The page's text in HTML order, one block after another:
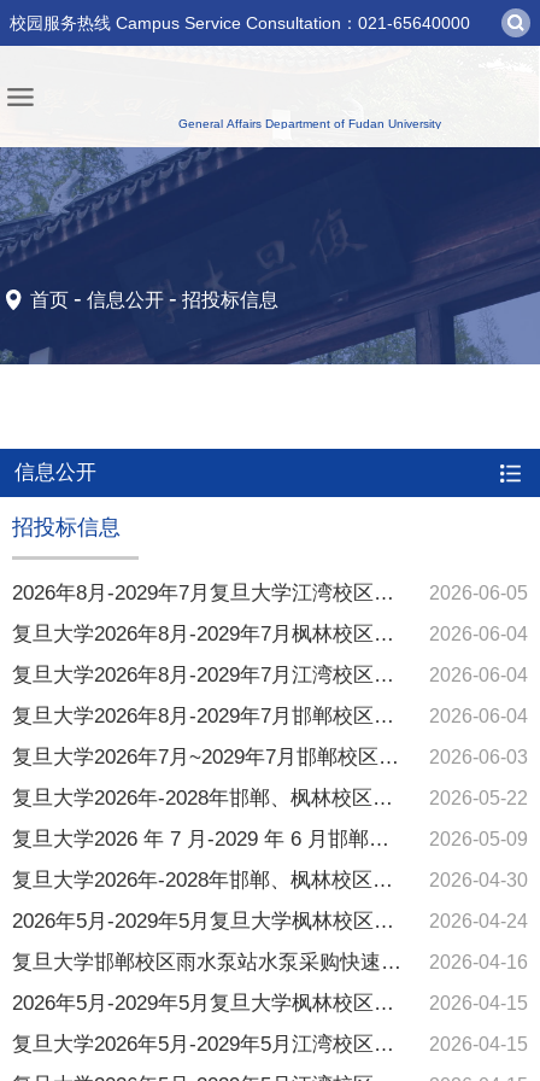
校园服务热线 Campus Service Consultation：021-65640000
首页 - 信息公开 - 招投标信息
信息公开
招投标信息
2026-06-05
2026年8月-2029年7月复旦大学江湾校区江湾北食堂民族餐厅委托经营服务快速交易遴选公告
2026-06-04
复旦大学2026年8月-2029年7月枫林校区枫林民族餐厅委托经营服务采购（项目编号：2502052030）比选公告
2026-06-04
复旦大学2026年8月-2029年7月江湾校区江湾北食堂一至三楼餐厅委托经营服务采购（项目编号：2502052029）比选公告
2026-06-04
复旦大学2026年8月-2029年7月邯郸校区旦苑民族餐厅委托经营服务采购（项目编号：2502052026）比选公告
2026-06-03
复旦大学2026年7月~2029年7月邯郸校区旦苑西餐厅委托经营服务采购（项目编号：2502052027）比选公告
2026-05-22
复旦大学2026年-2028年邯郸、枫林校区室外万元以下零星维修与校园服务采购中标公告（转发）
2026-05-09
复旦大学2026 年 7 月-2029 年 6 月邯郸校区北苑留学生公寓自助洗衣服务遴选项目遴选采购公告 （招标编号：YX-FDCG-2026-018）
2026-04-30
复旦大学2026年-2028年邯郸、枫林校区室外万元以下零星维修与校园服务采购项目公开招标公告（转发）
2026-04-24
2026年5月-2029年5月复旦大学枫林校区枫林护理学院餐厅委托经营服务快速交易遴选采购中选公告
2026-04-16
复旦大学邯郸校区雨水泵站水泵采购快速交易项目成交结果公告（转发)
2026-04-15
2026年5月-2029年5月复旦大学枫林校区枫林护理学院餐厅委托经营服务（第二次）快速交易遴选公告
2026-04-15
复旦大学2026年5月-2029年5月江湾校区江湾食堂二楼餐厅委托经营服务采购比选项目（项目编号：2502052014）的评审结果公示